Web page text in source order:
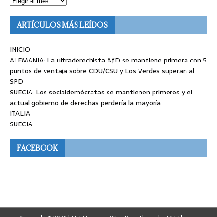
ARTÍCULOS MÁS LEÍDOS
INICIO
ALEMANIA: La ultraderechista AfD se mantiene primera con 5
puntos de ventaja sobre CDU/CSU y Los Verdes superan al
SPD
SUECIA: Los socialdemócratas se mantienen primeros y el
actual gobierno de derechas perdería la mayoría
ITALIA
SUECIA
FACEBOOK